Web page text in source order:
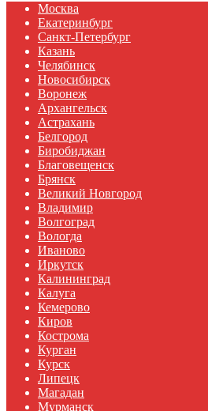
Москва
Екатеринбург
Санкт-Петербург
Казань
Челябинск
Новосибирск
Воронеж
Архангельск
Астрахань
Белгород
Биробиджан
Благовещенск
Брянск
Великий Новгород
Владимир
Волгоград
Вологда
Иваново
Иркутск
Калининград
Калуга
Кемерово
Киров
Кострома
Курган
Курск
Липецк
Магадан
Мурманск